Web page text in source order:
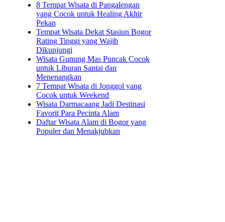
8 Tempat Wisata di Pangalengan
yang Cocok untuk Healing Akhir
Pekan
Tempat Wisata Dekat Stasiun Bogor
Rating Tinggi yang Wajib
Dikunjungi
Wisata Gunung Mas Puncak Cocok
untuk Liburan Santai dan
Menenangkan
7 Tempat Wisata di Jonggol yang
Cocok untuk Weekend
Wisata Darmacaang Jadi Destinasi
Favorit Para Pecinta Alam
Daftar Wisata Alam di Bogor yang
Populer dan Menakjubkan